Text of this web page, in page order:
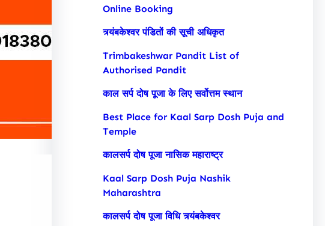
Online Booking
त्र्यंबकेश्वर पंडितों की सूची अधिकृत
Trimbakeshwar Pandit List of
Authorised Pandit
काल सर्प दोष पूजा के लिए सर्वोत्तम स्थान
Best Place for Kaal Sarp Dosh Puja and
Temple
कालसर्प दोष पूजा नासिक महाराष्ट्र
Kaal Sarp Dosh Puja Nashik
Maharashtra
कालसर्प दोष पूजा विधि त्र्यंबकेश्वर